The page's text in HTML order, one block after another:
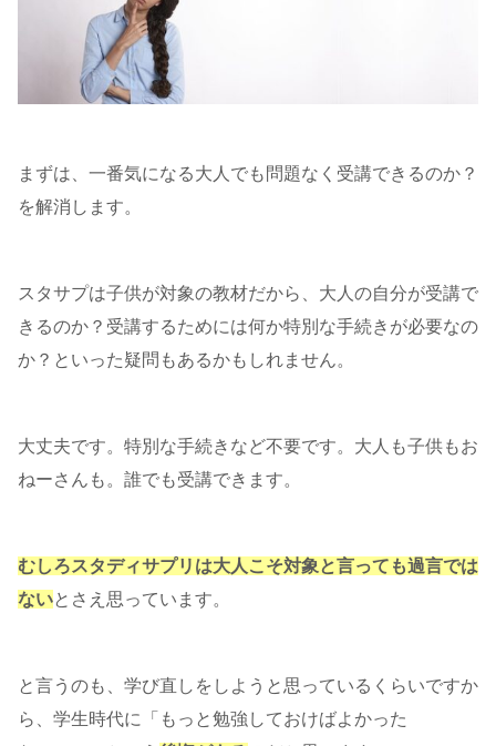
まずは、一番気になる大人でも問題なく受講できるのか？
を解消します。
スタサプは子供が対象の教材だから、大人の自分が受講で
きるのか？受講するためには何か特別な手続きが必要なの
か？といった疑問もあるかもしれません。
大丈夫です。特別な手続きなど不要です。大人も子供もお
ねーさんも。誰でも受講できます。
むしろスタディサプリは大人こそ対象と言っても過言では
ないとさえ思っています。
と言うのも、学び直しをしようと思っているくらいですか
ら、学生時代に「もっと勉強しておけばよかった